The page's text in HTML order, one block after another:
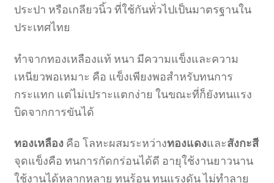
ประปา หรือเกลียวนิ้ว ที่ใช้กันทั่วไปเป็นมาตรฐานใน
ประเทศไทย
ทำจากทองเหลืองแท้ หนา มีความแข็งและความ
เหนียวพอเหมาะ คือ แข็งเพียงพอสำหรับทนการ
กระแทก แต่ไม่เปราะแตกง่าย ในขณะที่ก็ยังทนแรง
บิดจากการขันได้
ทองเหลืองคือ โลหะผสมระหว่างทองแดงและสังกะสี
จุดแข็งคือ ทนการกัดกร่อนได้ดี อายุใช้งานยาวนาน
ใช้งานได้หลากหลาย ทนร้อน ทนแรงดัน ไม่ทำลาย